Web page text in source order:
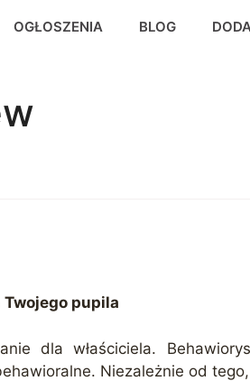
OGŁOSZENIA BLOG
pupila
dla właściciela.
Niezależnie od